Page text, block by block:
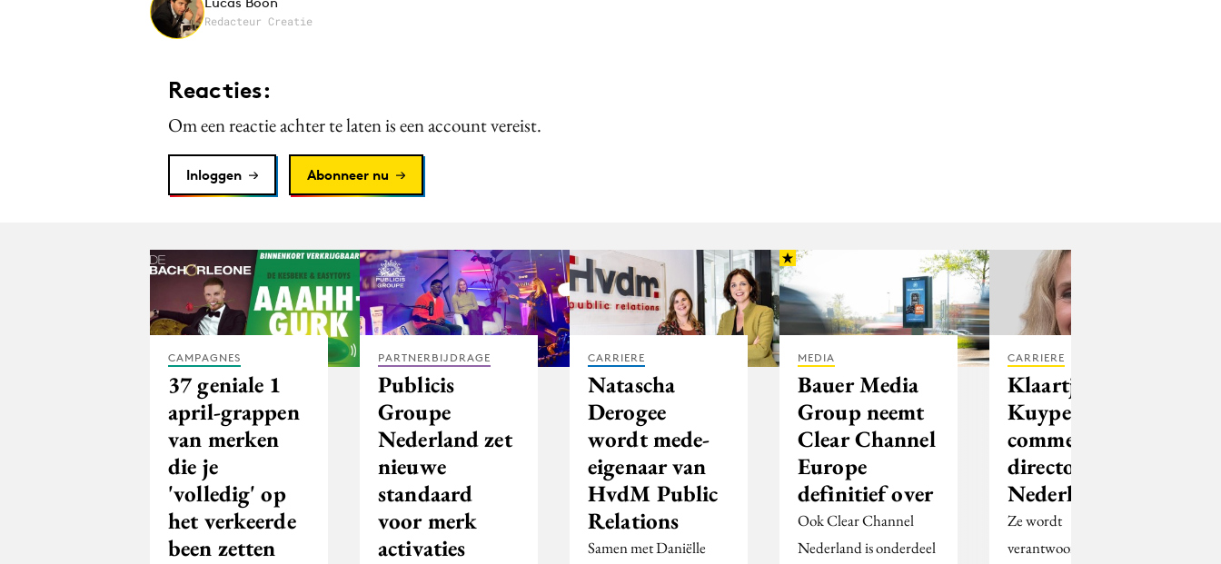
Redacteur Creatie
Reacties:
Om een reactie achter te laten is een account vereist.
Inloggen Abonneer nu
CAMPAGNES
37 geniale 1
april-grappen
van merken
die je
'volledig' op
het verkeerde
been zetten
PARTNERBIJDRAGE
Publicis
Groupe
Nederland zet
nieuwe
standaard
voor merk
activaties
CARRIERE
Natascha
Derogee
wordt mede-
eigenaar van
HvdM Public
Relations
Samen met Daniëlle
MEDIA
Bauer Media
Group neemt
Clear Channel
Europe
definitief over
Ook Clear Channel
Nederland is onderdeel
CARRIERE
Klaartje
Kuypers
commercial
director UM
Nederland
Ze wordt
verantwoordelijk voor